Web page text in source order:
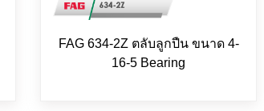
FAG 634-2Z ตลับลูกปืน ขนาด 4-
16-5 Bearing